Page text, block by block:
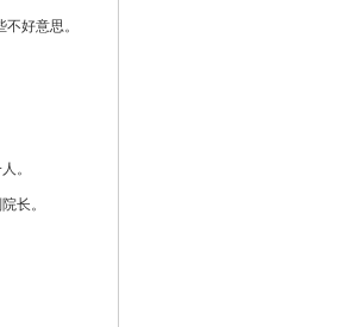
好意思。
。
长。